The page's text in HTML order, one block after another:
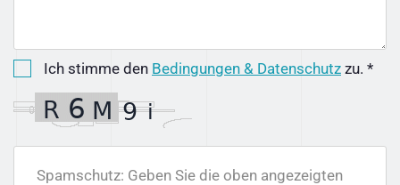
Ich stimme den Bedingungen & Datenschutz zu. *
Spamschutz: Geben Sie die oben angezeigten